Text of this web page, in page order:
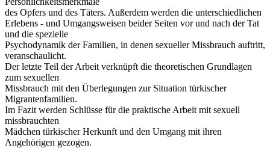
des Opfers und des Täters. Außerdem werden die unterschiedlichen
Erlebens - und Umgangsweisen beider Seiten vor und nach der Tat
und die spezielle
Psychodynamik der Familien, in denen sexueller Missbrauch auftritt,
veranschaulicht.
Der letzte Teil der Arbeit verknüpft die theoretischen Grundlagen
zum sexuellen
Missbrauch mit den Überlegungen zur Situation türkischer
Migrantenfamilien.
Im Fazit werden Schlüsse für die praktische Arbeit mit sexuell
missbrauchten
Mädchen türkischer Herkunft und den Umgang mit ihren
Angehörigen gezogen.